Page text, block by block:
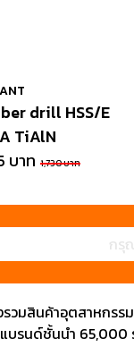
drill HSS/E
TiAlN
บาท 1,730 บาท
วมสินค้าอุตสาหกรร
รนด์ชั้นนำ 65,000